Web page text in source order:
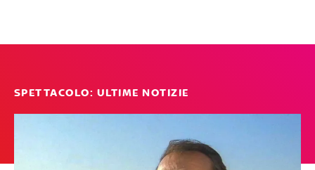
SPETTACOLO: ULTIME NOTIZIE